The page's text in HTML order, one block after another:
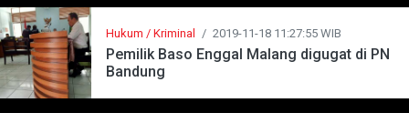
Hukum / Kriminal / 2019-11-18 11:27:55 WIB
Pemilik Baso Enggal Malang digugat di PN
Bandung